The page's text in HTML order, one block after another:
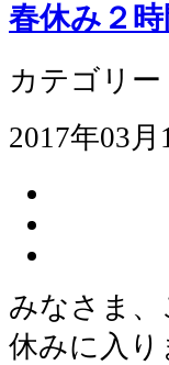
春休み２時
カテゴリー
2017年03月
みなさま
休みに入り